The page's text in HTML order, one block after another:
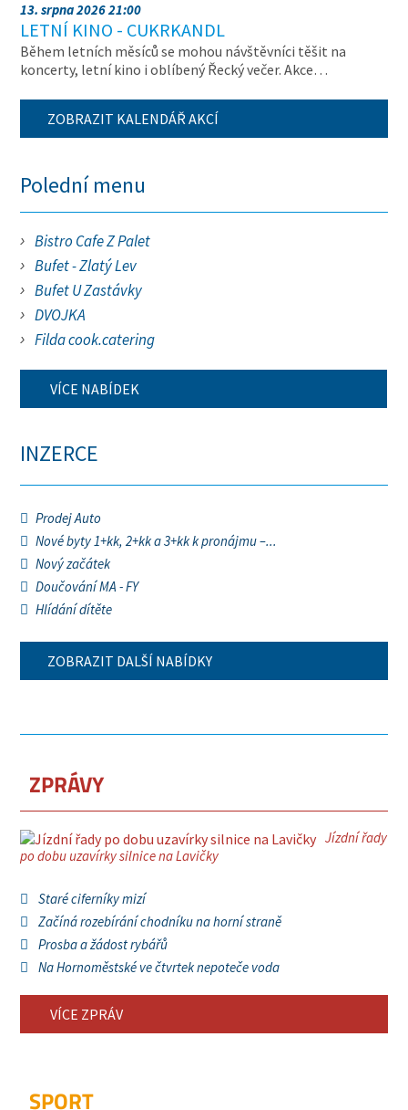
13. srpna 2026 21:00
LETNÍ KINO - CUKRKANDL
Během letních měsíců se mohou návštěvníci těšit na
koncerty, letní kino i oblíbený Řecký večer. Akce…
ZOBRAZIT KALENDÁŘ AKCÍ
Polední menu
Bistro Cafe Z Palet
Bufet - Zlatý Lev
Bufet U Zastávky
DVOJKA
Filda cook.catering
VÍCE NABÍDEK
INZERCE
Prodej Auto
Nové byty 1+kk, 2+kk a 3+kk k pronájmu –...
Nový začátek
Doučování MA - FY
Hlídání dítěte
ZOBRAZIT DALŠÍ NABÍDKY
ZPRÁVY
Jízdní řady
po dobu uzavírky silnice na Lavičky
Staré ciferníky mizí
Začíná rozebírání chodníku na horní straně
Prosba a žádost rybářů
Na Hornoměstské ve čtvrtek nepoteče voda
VÍCE ZPRÁV
SPORT